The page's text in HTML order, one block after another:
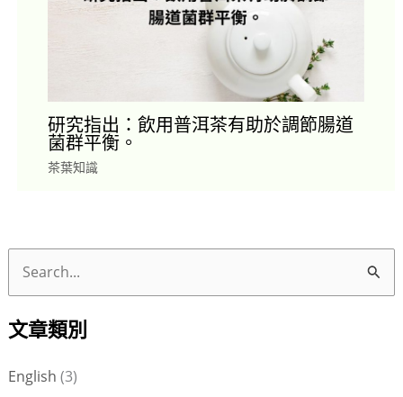
研究指出：飲用普洱茶有助於調節腸道
菌群平衡。
茶葉知識
關
文章類別
English (3)